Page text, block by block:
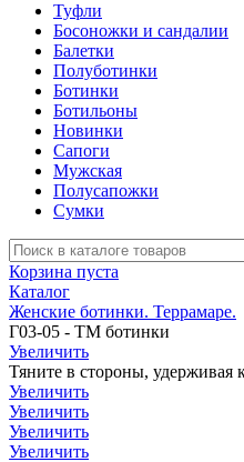
Туфли
Босоножки и сандалии
Балетки
Полуботинки
Ботинки
Ботильоны
Новинки
Сапоги
Мужская
Полусапожки
Сумки
Корзина пуста
Каталог
Женские ботинки. Террамаре.
Г03-05 - ТМ ботинки
Увеличить
Тяните в стороны, удерживая
Увеличить
Увеличить
Увеличить
Увеличить